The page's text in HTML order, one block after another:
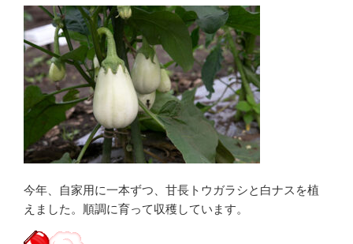
今年、自家用に一本ずつ、甘長トウガラシと白ナスを植
えました。順調に育って収穫しています。